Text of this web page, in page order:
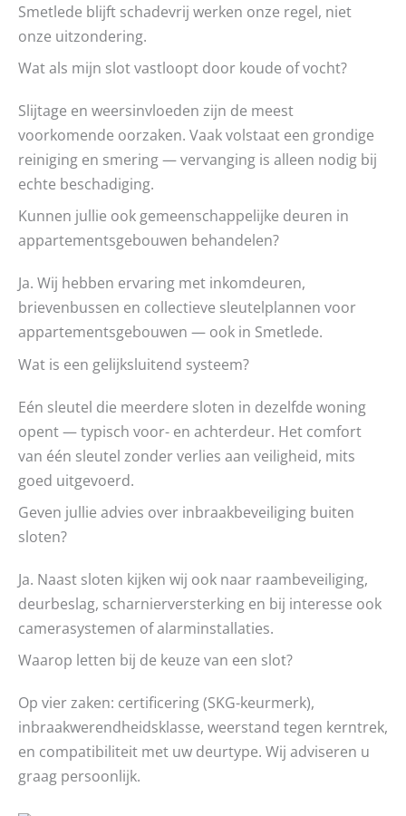
Smetlede blijft schadevrij werken onze regel, niet
onze uitzondering.
Wat als mijn slot vastloopt door koude of vocht?
Slijtage en weersinvloeden zijn de meest
voorkomende oorzaken. Vaak volstaat een grondige
reiniging en smering — vervanging is alleen nodig bij
echte beschadiging.
Kunnen jullie ook gemeenschappelijke deuren in
appartementsgebouwen behandelen?
Ja. Wij hebben ervaring met inkomdeuren,
brievenbussen en collectieve sleutelplannen voor
appartementsgebouwen — ook in Smetlede.
Wat is een gelijksluitend systeem?
Eén sleutel die meerdere sloten in dezelfde woning
opent — typisch voor- en achterdeur. Het comfort
van één sleutel zonder verlies aan veiligheid, mits
goed uitgevoerd.
Geven jullie advies over inbraakbeveiliging buiten
sloten?
Ja. Naast sloten kijken wij ook naar raambeveiliging,
deurbeslag, scharnierversterking en bij interesse ook
camerasystemen of alarminstallaties.
Waarop letten bij de keuze van een slot?
Op vier zaken: certificering (SKG-keurmerk),
inbraakwerendheidsklasse, weerstand tegen kerntrek,
en compatibiliteit met uw deurtype. Wij adviseren u
graag persoonlijk.